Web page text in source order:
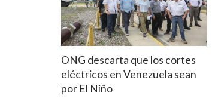
ONG descarta que los cortes
eléctricos en Venezuela sean
por El Niño